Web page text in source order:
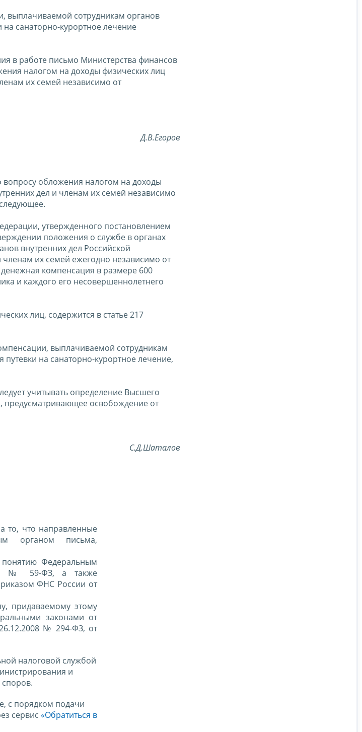
выплачиваемой сотрудникам органов
санаторно-курортное лечение
в работе письмо Министерства финансов
налогом на доходы физических лиц
их семей независимо от
Д.В.Егоров
обложения налогом на доходы
дел и членам их семей независимо
утвержденного постановлением
положения о службе в органах
внутренних дел Российской
их семей ежегодно независимо от
компенсация в размере 600
и каждого его несовершеннолетнего
лиц, содержится в статье 217
выплачиваемой сотрудникам
на санаторно-курортное лечение,
учитывать определение Высшего
предусматривающее освобождение от
С.Д.Шаталов
то, что направленные
органом письма,
Федеральным
№ 59-ФЗ, а также
ФНС России от
придаваемому этому
законами от
№ 294-ФЗ, от
налоговой службой
и
с порядком подачи
сервис «Обратиться в